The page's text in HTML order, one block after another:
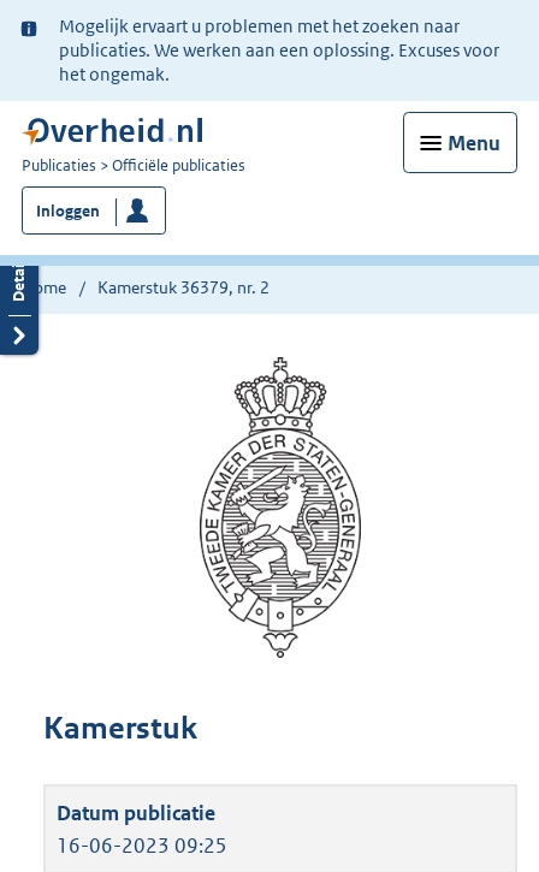
Ter
informatie:
Mogelijk ervaart u problemen met het zoeken naar
publicaties. We werken aan een oplossing. Excuses voor
het ongemak.
Menu
U
bent
nu
hier:
Publicaties Officiële publicaties
Inloggen
Home Kamerstuk 36379, nr. 2
Kamerstuk
16-06-2023 09:25